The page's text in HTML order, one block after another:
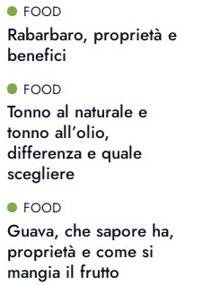
FOOD
Rabarbaro, proprietà e
benefici
FOOD
Tonno al naturale e
tonno all’olio,
differenza e quale
scegliere
FOOD
Guava, che sapore ha,
proprietà e come si
mangia il frutto